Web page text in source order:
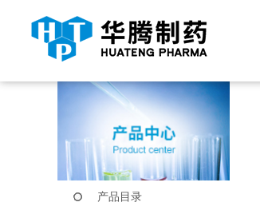
当前位置： 首页 产品中心
产品目录